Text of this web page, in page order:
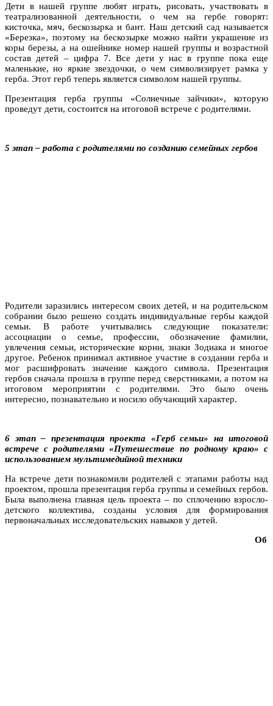
Дети в нашей группе любят играть, рисовать, участвовать в
театрализованной деятельности, о чем на гербе говорят:
кисточка, мяч, бескозырка и бант. Наш детский сад называется
«Березка», поэтому на бескозырке можно найти украшение из
коры березы, а на ошейнике номер нашей группы и возрастной
состав детей –цифра 7. Все дети у нас в группе пока еще
маленькие, но яркие звездочки, о чем символизирует рамка у
герба. Этот герб теперь является символом нашей группы.
Презентация герба группы «Солнечные зайчики», которую
проведут дети, состоится на итоговой встрече с родителями.
5 этап – работа с родителями по созданию семейных гербов
Родители заразились интересом своих детей, и на родительском
собрании было решено создать индивидуальные гербы каждой
семьи. В работе учитывались следующие показатели:
ассоциации о семье, профессии, обозначение фамилии,
увлечения семьи, исторические корни, знаки Зодиака и многое
другое. Ребенок принимал активное участие в создании герба и
мог расшифровать значение каждого символа. Презентация
гербов сначала прошла в группе перед сверстниками, а потом на
итоговом мероприятии с родителями. Это было очень
интересно, познавательно и носило обучающий характер.
6 этап – презентация проекта «Герб семьи» на итоговой
встрече с родителями «Путешествие по родному краю» с
использованием мультимедийной техники
На встрече дети познакомили родителей с этапами работы над
проектом, прошла презентация герба группы и семейных гербов.
Была выполнена главная цель проекта – по сплочению взросло-
детского коллектива, созданы условия для формирования
первоначальных исследовательских навыков у детей.
Об